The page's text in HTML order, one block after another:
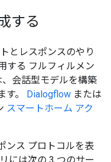
する
とレスポンスのやり
する フルフィルメン
、会話型モデルを構築
す。 Dialogflow または
スマートホーム アク
ンス プロトコルを表